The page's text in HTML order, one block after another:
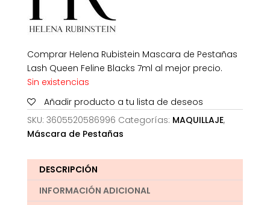
Comprar Helena Rubistein Mascara de Pestañas
Lash Queen Feline Blacks 7ml al mejor precio.
Sin existencias
Añadir producto a tu lista de deseos
SKU: 3605520586996 Categorías: MAQUILLAJE,
Máscara de Pestañas
DESCRIPCIÓN
INFORMACIÓN ADICIONAL